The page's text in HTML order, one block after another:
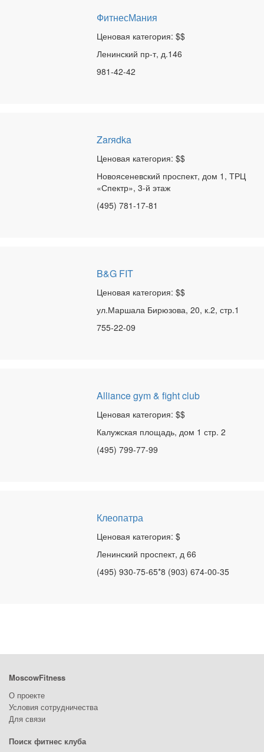
ФитнесМания
Ценовая категория: $$
Ленинский пр-т, д.146
981-42-42
Zarяdka
Ценовая категория: $$
Новоясеневский проспект, дом 1, ТРЦ
«Спектр», 3-й этаж
(495) 781-17-81
B&G FIT
Ценовая категория: $$
ул.Маршала Бирюзова, 20, к.2, стр.1
755-22-09
Alliance gym & fight club
Ценовая категория: $$
Калужская площадь, дом 1 стр. 2
(495) 799-77-99
Клеопатра
Ценовая категория: $
Ленинский проспект, д 66
(495) 930-75-65*8 (903) 674-00-35
MoscowFitness
О проекте
Условия сотрудничества
Для связи
Поиск фитнес клуба